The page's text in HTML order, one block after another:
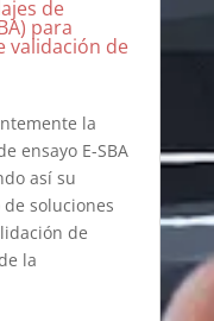
de
para
validación de
la
ensayo E-SBA
así su
soluciones
de
la